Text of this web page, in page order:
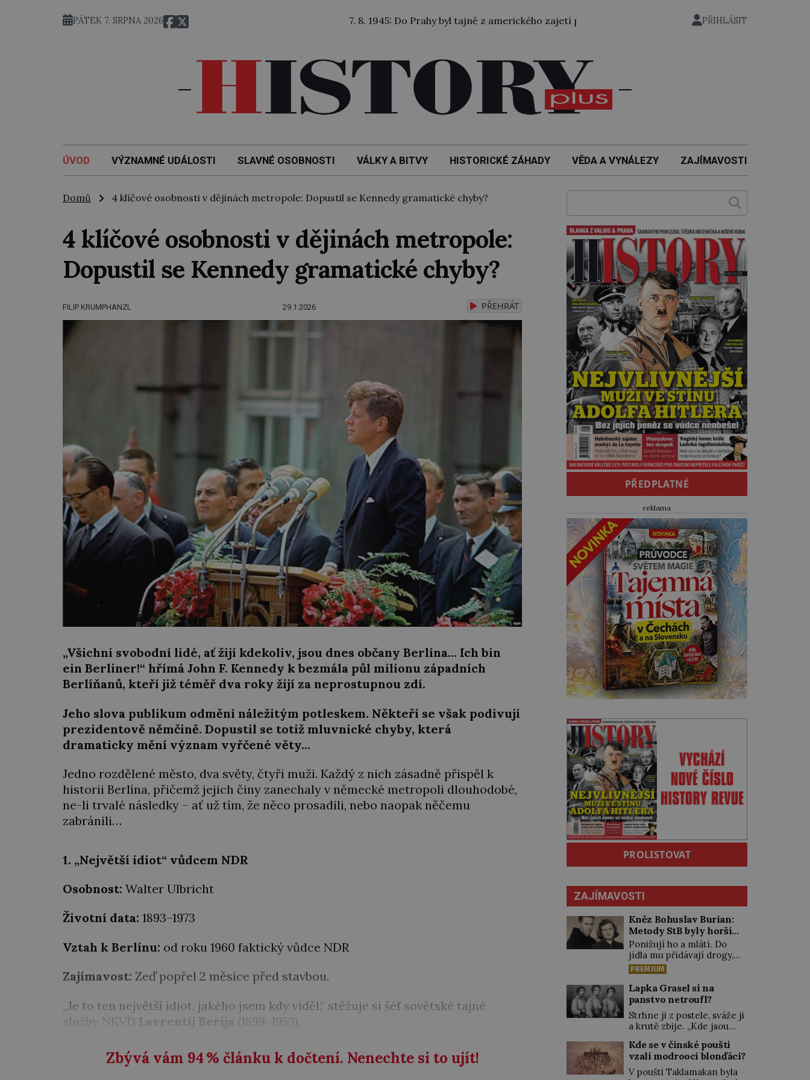
PÁTEK 7. SRPNA 2026 7. 8. 1945: Do Prahy byl tajně z amerického zajetí převezen bývalý státní ministr pro protektorát K. H.
PŘIHLÁSIT
ÚVOD VÝZNAMNÉ UDÁLOSTI SLAVNÉ OSOBNOSTI VÁLKY A BITVY HISTORICKÉ ZÁHADY VĚDA A VYNÁLEZY ZAJÍMAVOSTI
Domů 4 klíčové osobnosti v dějinách metropole: Dopustil se Kennedy gramatické chyby?
4 klíčové osobnosti v dějinách metropole:
Dopustil se Kennedy gramatické chyby?
FILIP KRUMPHANZL 29.1.2026 PŘEHRÁT
„Všichni svobodní lidé, ať žijí kdekoliv, jsou dnes občany Berlína… Ich bin
ein Berliner!“ hřímá John F. Kennedy k bezmála půl milionu západních
Berlíňanů, kteří již téměř dva roky žijí za neprostupnou zdí.
Jeho slova publikum odmění náležitým potleskem. Někteří se však podivují
prezidentově němčině. Dopustil se totiž mluvnické chyby, která
dramaticky mění význam vyřčené věty…
Jedno rozdělené město, dva světy, čtyři muži. Každý z nich zásadně přispěl k
historii Berlína, přičemž jejich činy zanechaly v německé metropoli dlouhodobé,
ne-li trvalé následky – ať už tím, že něco prosadili, nebo naopak něčemu
zabránili…
1. „Největší idiot“ vůdcem NDR
Osobnost: Walter Ulbricht
Životní data: 1893–1973
Vztah k Berlínu: od roku 1960 faktický vůdce NDR
Zajímavost: Zeď popřel 2 měsíce před stavbou.
„Je to ten největší idiot, jakého jsem kdy viděl,“ stěžuje si šéf sovětské tajné
služby NKVD Lavrentij Berija (1899–1953).
Zbývá vám 94% článku k dočtení. Nenechte si to ujít!
PŘEDPLATNÉ
reklama
PROLISTOVAT
ZAJÍMAVOSTI
Kněz Bohuslav Burian:
Metody StB byly horší
než gestapácké trýznění
Ponižují ho a mlátí. Do
jídla mu přidávají drogy,
nenechají ho pořádně
vyspat a smrtí vyhrožují i
jeho nejbližším. Burian
kruté týrání nevydrží a
estébákům podepíše
všechno, co po něm chtějí.
Svým podpisem jim potvrdí
také to, že na něj během
výslechů nikdo nevyvíjel
nátlak. Syn brněnského
PREMIUM
Lapka Grasel si na
panstvo netroufl?
Strhne ji z postele, sváže ji
a krutě zbije. „Kde jsou
starou švadlenku. Když mu
to neprozradí – ostatně ani
nemůže, protože žádné
Kde se v čínské poušti
vzali modroocí blonďáci?
V poušti Taklamakan byla